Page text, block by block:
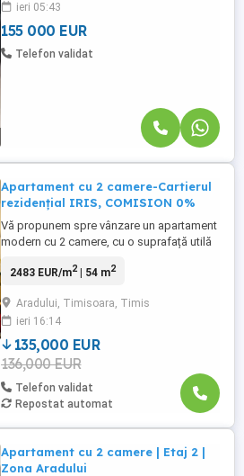
- living - dormitor - bucatarie - baie - 1
balcon deschis de 8mp Confortul ...
ieri 05:43
155 000 EUR
Telefon validat
Apartament cu 2 camere-Cartierul
rezidențial IRIS, COMISION 0%
Vă propunem spre vânzare un apartament
modern cu 2 camere, cu o suprafață utilă
rezidențial apreciat Cartierul Iris, în zona
imobil modern, dotat cu 2 lifturi,
monitorizare video 24din24 și acces
securizat. ...
2483 EUR/m2| 54 m2
Aradului, Timisoara, Timis
ieri 16:14
135,000 EUR
136,000 EUR
Telefon validat
Repostat automat
Apartament cu 2 camere | Etaj 2 |
Zona Aradului